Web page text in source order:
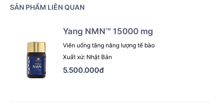
SẢN PHẨM LIÊN QUAN
Yang NMN™ 15000 mg
Viên uống tăng năng lượng tế bào
Xuất xứ: Nhật Bản
5.500.000đ